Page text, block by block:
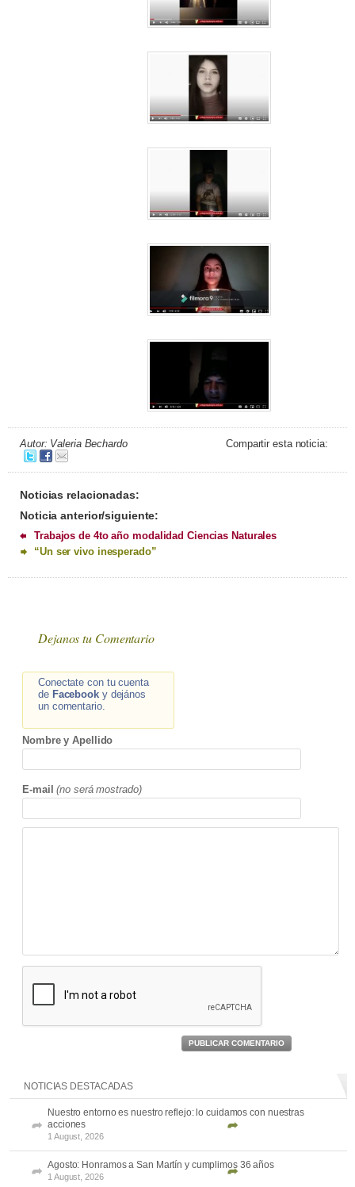
Autor: Valeria Bechardo Compartir esta noticia:
Noticias relacionadas:
Noticia anterior/siguiente:
Trabajos de 4to año modalidad Ciencias Naturales
“Un ser vivo inesperado”
Dejanos tu Comentario
Conectate con tu cuenta
de Facebooky dejános
un comentario.
Nombre y Apellido
E-mail (no será mostrado)
PUBLICAR COMENTARIO
NOTICIAS DESTACADAS
Nuestro entorno es nuestro reflejo: lo cuidamos con nuestras
acciones
1 August, 2026
Agosto: Honramos a San Martín y cumplimos 36 años
1 August, 2026